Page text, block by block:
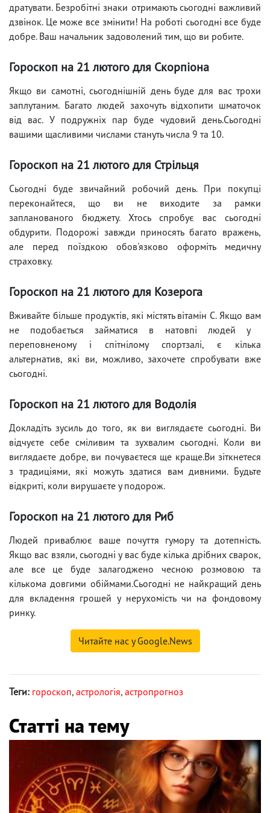
дратувати. Безробітні знаки отримають сьогодні важливий
дзвінок. Це може все змінити! На роботі сьогодні все буде
добре. Ваш начальник задоволений тим, що ви робите.
Гороскоп на 21 лютого для Скорпіона
Якщо ви самотні, сьогоднішній день буде для вас трохи
заплутаним. Багато людей захочуть відхопити шматочок
від вас. У подружніх пар буде чудовий день.Сьогодні
вашими щасливими числами стануть числа 9 та 10.
Гороскоп на 21 лютого для Стрільця
Сьогодні буде звичайний робочий день. При покупці
переконайтеся, що ви не виходите за рамки
запланованого бюджету. Хтось спробує вас сьогодні
обдурити. Подорожі завжди приносять багато вражень,
але перед поїздкою обов'язково оформіть медичну
страховку.
Гороскоп на 21 лютого для Козерога
Вживайте більше продуктів, які містять вітамін С. Якщо вам
не подобається займатися в натовпі людей у ​​
переповненому і спітнілому спортзалі, є кілька
альтернатив, які ви, можливо, захочете спробувати вже
сьогодні.
Гороскоп на 21 лютого для Водолія
Докладіть зусиль до того, як ви виглядаєте сьогодні. Ви
відчуєте себе сміливим та зухвалим сьогодні. Коли ви
виглядаєте добре, ви почуваєтеся ще краще.Ви зіткнетеся
з традиціями, які можуть здатися вам дивними. Будьте
відкриті, коли вирушаєте у подорож.
Гороскоп на 21 лютого для Риб
Людей приваблює ваше почуття гумору та дотепність.
Якщо вас взяли, сьогодні у вас буде кілька дрібних сварок,
але все це буде залагоджено чесною розмовою та
кількома довгими обіймами.Сьогодні не найкращий день
для вкладення грошей у нерухомість чи на фондовому
ринку.
Читайте нас у Google.News
Теги: гороскоп, астрологія, астропрогноз
Статті на тему